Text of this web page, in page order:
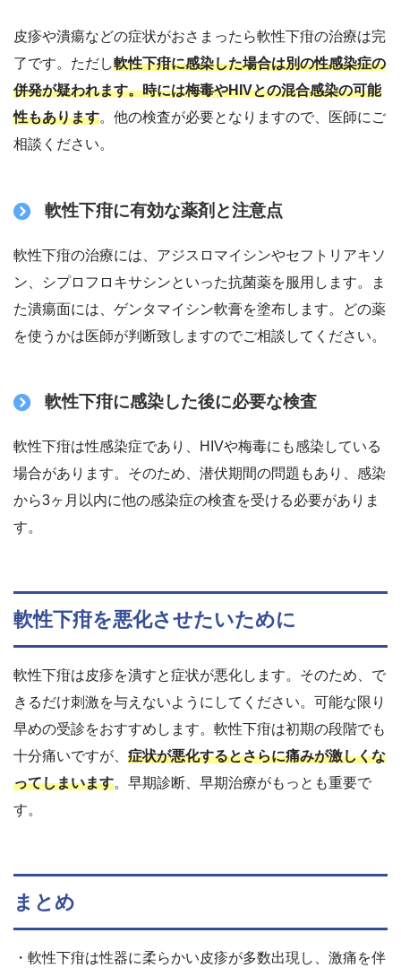
皮疹や潰瘍などの症状がおさまったら軟性下疳の治療は完
了です。ただし軟性下疳に感染した場合は別の性感染症の
併発が疑われます。時には梅毒やHIVとの混合感染の可能
性もあります。他の検査が必要となりますので、医師にご
相談ください。
軟性下疳に有効な薬剤と注意点
軟性下疳の治療には、アジスロマイシンやセフトリアキソ
ン、シプロフロキサシンといった抗菌薬を服用します。ま
た潰瘍面には、ゲンタマイシン軟膏を塗布します。どの薬
を使うかは医師が判断致しますのでご相談してください。
軟性下疳に感染した後に必要な検査
軟性下疳は性感染症であり、HIVや梅毒にも感染している
場合があります。そのため、潜伏期間の問題もあり、感染
から3ヶ月以内に他の感染症の検査を受ける必要がありま
す。
軟性下疳を悪化させたいために
軟性下疳は皮疹を潰すと症状が悪化します。そのため、で
きるだけ刺激を与えないようにしてください。可能な限り
早めの受診をおすすめします。軟性下疳は初期の段階でも
十分痛いですが、 症状が悪化するとさらに痛みが激しくな
ってしまいます。早期診断、早期治療がもっとも重要で
す。
まとめ
・軟性下疳は性器に柔らかい皮疹が多数出現し、激痛を伴